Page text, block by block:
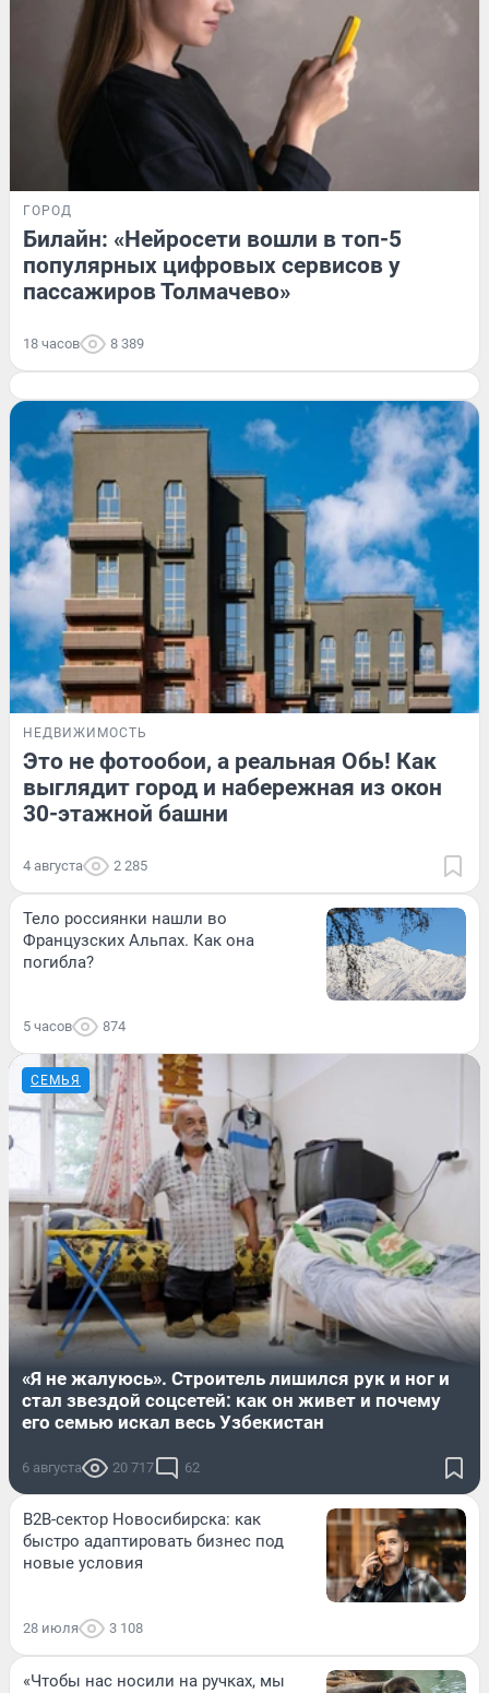
ГОРОД
Билайн: «Нейросети вошли в топ-5
популярных цифровых сервисов у
пассажиров Толмачево»
18 часов 8 389
НЕДВИЖИМОСТЬ
Это не фотообои, а реальная Обь! Как
выглядит город и набережная из окон
30-этажной башни
4 августа 2 285
Тело россиянки нашли во
Французских Альпах. Как она
погибла?
5 часов 874
СЕМЬЯ
«Я не жалуюсь». Строитель лишился рук и ног и
стал звездой соцсетей: как он живет и почему
его семью искал весь Узбекистан
6 августа 20 717 62
B2B-сектор Новосибирска: как
быстро адаптировать бизнес под
новые условия
28 июля 3 108
«Чтобы нас носили на ручках, мы